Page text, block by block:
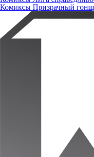
Комиксы Призрачный